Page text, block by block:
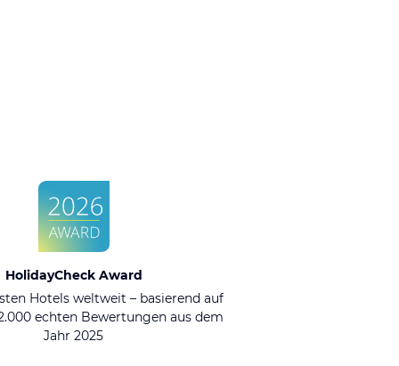
HolidayCheck Award
Hotels weltweit – basierend auf
echten Bewertungen aus dem
Jahr 2025